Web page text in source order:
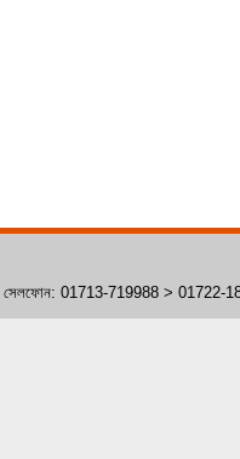
সেলফোন: 01713-719988 >